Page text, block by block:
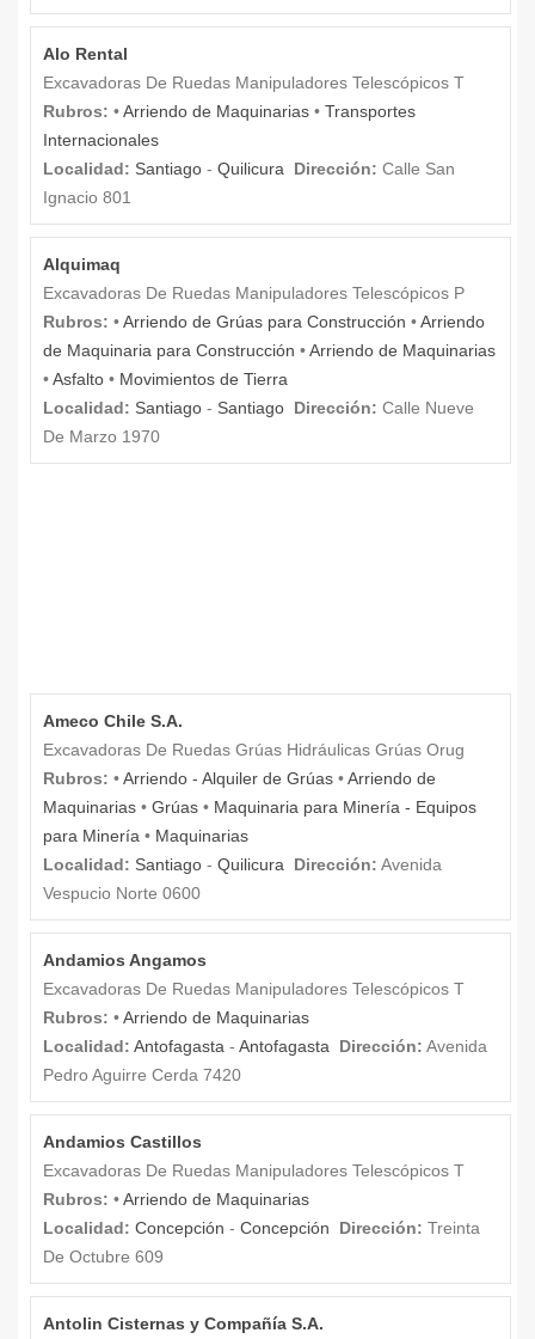
Alo Rental
Excavadoras De Ruedas Manipuladores Telescópicos T
Rubros: •Arriendo de Maquinarias • Transportes
Internacionales
Localidad: Santiago - Quilicura Dirección: Calle San
Ignacio 801
Alquimaq
Excavadoras De Ruedas Manipuladores Telescópicos P
Rubros: •Arriendo de Grúas para Construcción •Arriendo
de Maquinaria para Construcción •Arriendo de Maquinarias
•Asfalto • Movimientos de Tierra
Localidad: Santiago - Santiago Dirección: Calle Nueve
De Marzo 1970
Ameco Chile S.A.
Excavadoras De Ruedas Grúas Hidráulicas Grúas Orug
Rubros: •Arriendo - Alquiler de Grúas •Arriendo de
Maquinarias • Grúas • Maquinaria para Minería - Equipos
para Minería • Maquinarias
Localidad: Santiago - Quilicura Dirección: Avenida
Vespucio Norte 0600
Andamios Angamos
Excavadoras De Ruedas Manipuladores Telescópicos T
Rubros: •Arriendo de Maquinarias
Localidad: Antofagasta - Antofagasta Dirección: Avenida
Pedro Aguirre Cerda 7420
Andamios Castillos
Excavadoras De Ruedas Manipuladores Telescópicos T
Rubros: •Arriendo de Maquinarias
Localidad: Concepción - Concepción Dirección: Treinta
De Octubre 609
Antolin Cisternas y Compañía S.A.